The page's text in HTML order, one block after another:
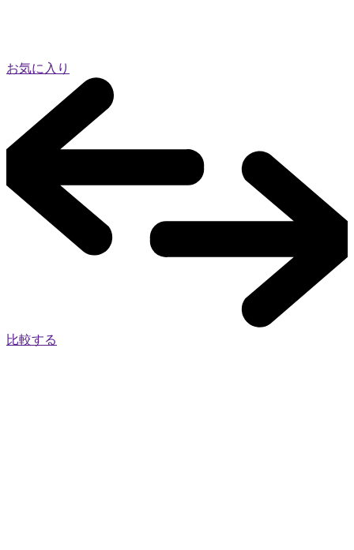
お気に入り
比較する